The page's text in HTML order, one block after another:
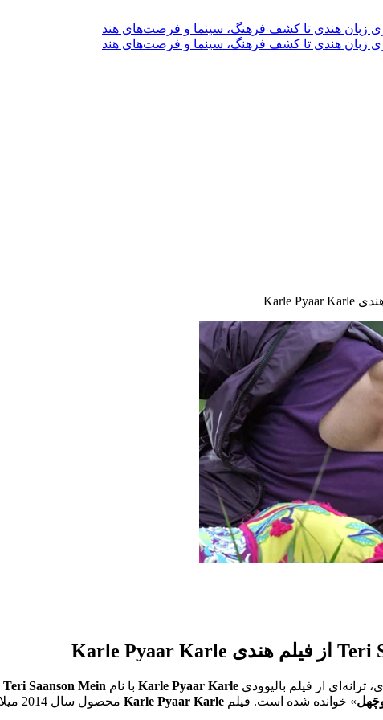
از فیلم بالیوودی Karle Pyaar Karle با نام Teri Saanson Mein
» خوانده شده است. فیلم Karle Pyaar Karle محصول سال 2014 میلادی سینمای هند است و بازیگرانی چون «